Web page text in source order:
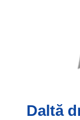
Daltă